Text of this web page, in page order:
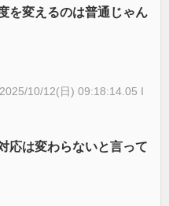
を変えるのは普通じゃん
2025/10/12(日) 09:18:14.05 I
応は変わらないと言って